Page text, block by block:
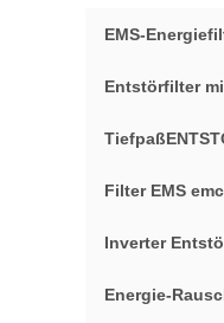
EMS-
Entstörfilter
Filter EMS emc
Inverter
Energie-